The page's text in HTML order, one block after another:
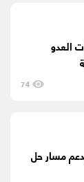
العدو
74
مسار حل